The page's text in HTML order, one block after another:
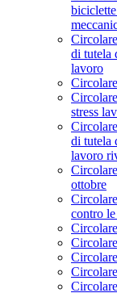
di tutela
lavoro
stress
di tutela
lavoro
ottobre
contro